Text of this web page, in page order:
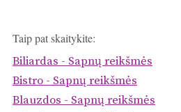
Taip pat skaitykite:
Biliardas - Sapnų reikšmės
Bistro - Sapnų reikšmės
Blauzdos - Sapnų reikšmės